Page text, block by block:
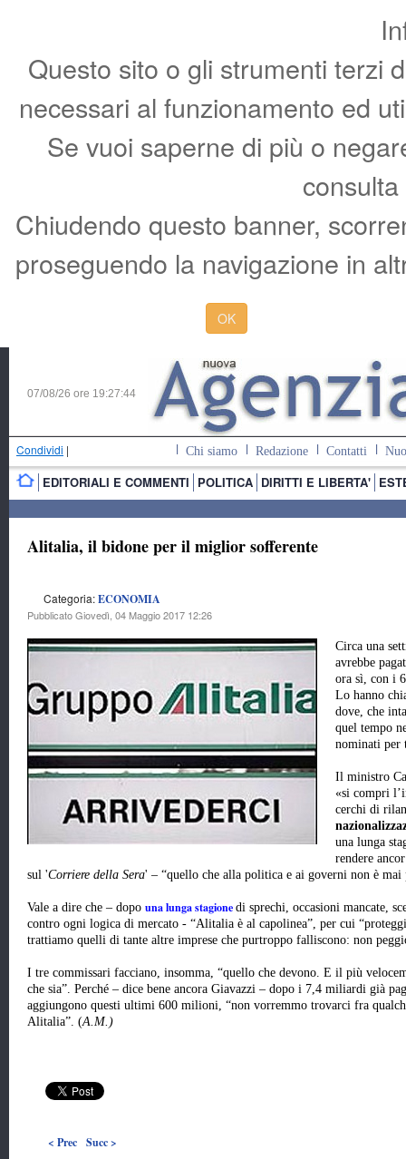
Questo sito o gli strumenti terzi
necessari al funzionamento ed
Se vuoi saperne di più o
Chiudendo questo banner,
proseguendo la navigazione in
OK
07/08/26 ore 19:27:45
Condividi | Chi siamo Redazione Contatti
EDITORIALI E COMMENTI POLITICA DIRITTI E LIBERTA'
Alitalia, il bidone per il miglior sofferente
Categoria:ECONOMIA
Pubblicato Giovedì, 04 Maggio 2017 12:26
Circa una
avrebbe
ora sì, con i
Lo hanno
dove, che
quel tempo
nominati per
Il ministro
«si compri
cerchi di
una lunga
rendere
sul 'Corriere della Sera' – “quello che alla politica e ai governi non è
Vale a dire che – dopo una lunga stagione di sprechi, occasioni mancate,
contro ogni logica di mercato - “Alitalia è al capolinea”, per cui
trattiamo quelli di tante altre imprese che purtroppo falliscono: non
I tre commissari facciano, insomma, “quello che devono. E il più
che sia”. Perché – dice bene ancora Giavazzi – dopo i 7,4 miliardi già
aggiungono questi ultimi 600 milioni, “non vorremmo trovarci fra
Alitalia”. (A.M.)
< Prec Succ >